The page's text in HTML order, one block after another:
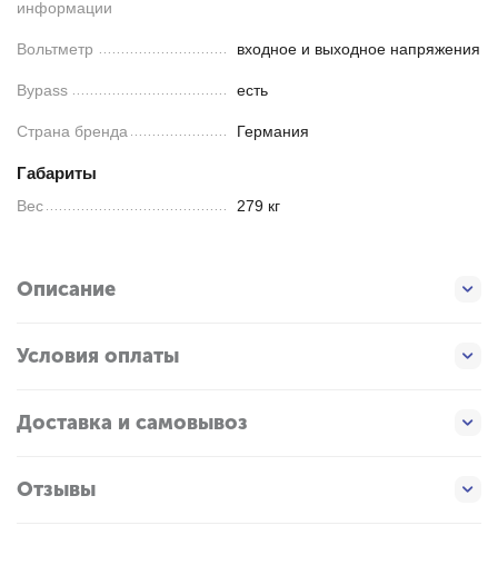
информации
Вольтметр входное и выходное напряжения
Bypass есть
Страна бренда Германия
Габариты
Вес 279 кг
Описание
Условия оплаты
Доставка и самовывоз
Отзывы